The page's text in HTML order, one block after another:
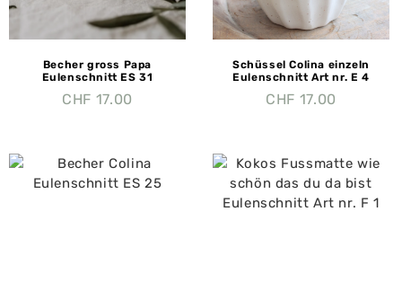
Becher gross Papa
Eulenschnitt ES 31
CHF 17.00
Schüssel Colina einzeln
Eulenschnitt Art nr. E 4
CHF 17.00